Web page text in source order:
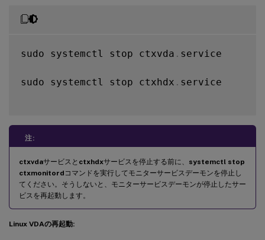
sudo systemctl stop ctxvda . service
sudo systemctl stop ctxhdx . service
注:
ctxvdaサービスと ctxhdxサービスを停止する前に、 systemctl stop
ctxmonitord コマンドを実行してモニターサービスデーモンを停止し
てください。そうしないと、モニターサービスデーモンが停止したサー
ビスを再起動します。
Linux VDAの再起動: